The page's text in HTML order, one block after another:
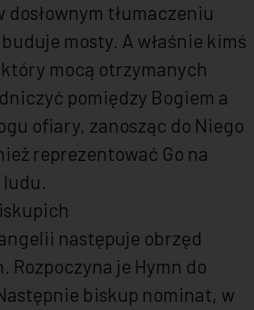
dosłownym tłumaczeniu
mosty. A właśnie kimś
mocą otrzymanych
pomiędzy Bogiem a
ofiary, zanosząc do Niego
reprezentować Go na
następuje obrzęd
Rozpoczyna je Hymn do
biskup nominat, w